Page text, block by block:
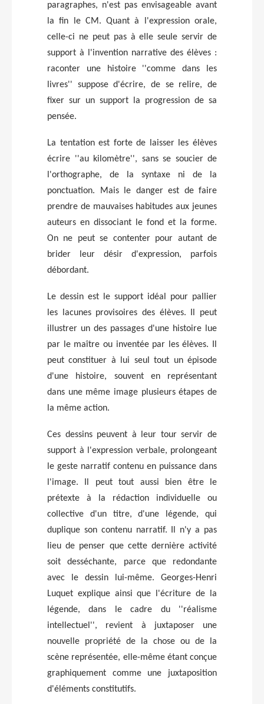
paragraphes, n'est pas envisageable avant
la fin le CM. Quant à l'expression orale,
celle-ci ne peut pas à elle seule servir de
support à l'invention narrative des élèves :
raconter une histoire ''comme dans les
livres'' suppose d'écrire, de se relire, de
fixer sur un support la progression de sa
pensée.
La tentation est forte de laisser les élèves
écrire ''au kilomètre'', sans se soucier de
l'orthographe, de la syntaxe ni de la
ponctuation. Mais le danger est de faire
prendre de mauvaises habitudes aux jeunes
auteurs en dissociant le fond et la forme.
On ne peut se contenter pour autant de
brider leur désir d'expression, parfois
débordant.
Le dessin est le support idéal pour pallier
les lacunes provisoires des élèves. Il peut
illustrer un des passages d'une histoire lue
par le maître ou inventée par les élèves. Il
peut constituer à lui seul tout un épisode
d'une histoire, souvent en représentant
dans une même image plusieurs étapes de
la même action.
Ces dessins peuvent à leur tour servir de
support à l'expression verbale, prolongeant
le geste narratif contenu en puissance dans
l'image. Il peut tout aussi bien être le
prétexte à la rédaction individuelle ou
collective d'un titre, d'une légende, qui
duplique son contenu narratif. Il n'y a pas
lieu de penser que cette dernière activité
soit desséchante, parce que redondante
avec le dessin lui-même. Georges-Henri
Luquet explique ainsi que l'écriture de la
légende, dans le cadre du ''réalisme
intellectuel'', revient à juxtaposer une
nouvelle propriété de la chose ou de la
scène représentée, elle-même étant conçue
graphiquement comme une juxtaposition
d'éléments constitutifs.